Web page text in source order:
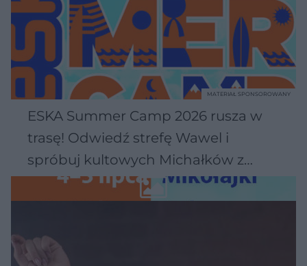
ESKA Summer Camp 2026 rusza w
trasę! Odwiedź strefę Wawel i
spróbuj kultowych Michałków z
Wawelu
MATERIAŁ SPONSOROWANY